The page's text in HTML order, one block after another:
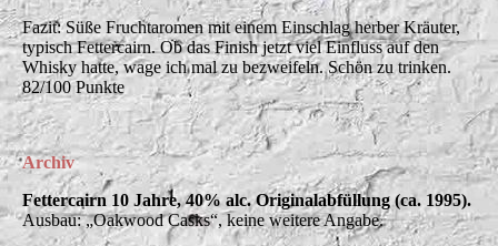
Fazit: Süße Fruchtaromen mit einem Einschlag herber Kräuter,
typisch Fettercairn. Ob das Finish jetzt viel Einfluss auf den
Whisky hatte, wage ich mal zu bezweifeln. Schön zu trinken.
82/100 Punkte
Archiv
Fettercairn 10 Jahre, 40% alc. Originalabfüllung (ca. 1995).
Ausbau: „Oakwood Casks“, keine weitere Angabe.